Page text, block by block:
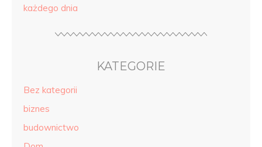
każdego dnia
KATEGORIE
Bez kategorii
biznes
budownictwo